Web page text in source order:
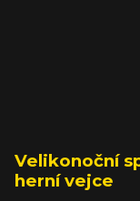
Velikonoční
herní vejce